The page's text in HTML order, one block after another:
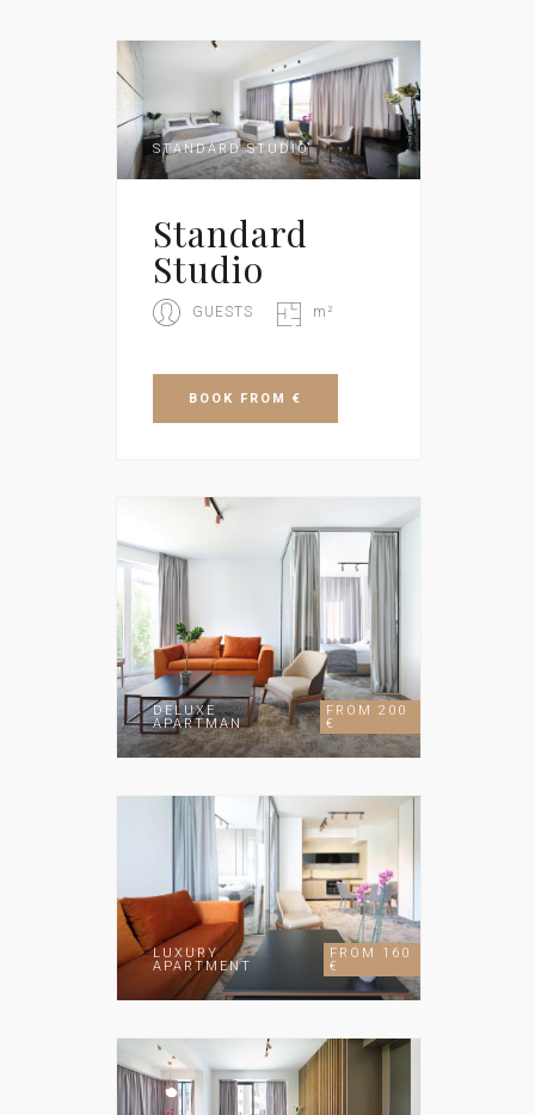
STANDARD STUDIO
Standard
Studio
GUESTS m²
BOOK FROM €
DELUXE
APARTMAN
FROM 200
€
LUXURY
APARTMENT
FROM 160
€